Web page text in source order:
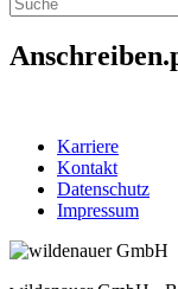
Karriere
Kontakt
Datenschutz
Impressum